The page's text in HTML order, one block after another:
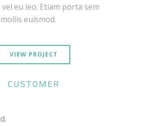
eu leo. Etiam porta sem
euismod.
VIEW PROJECT
CUSTOMER